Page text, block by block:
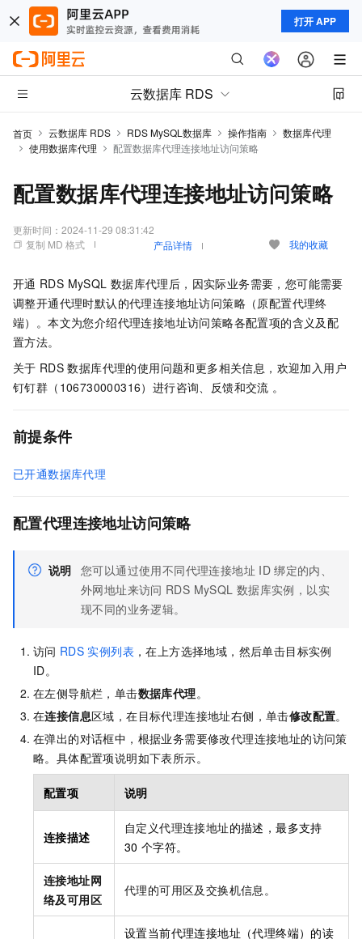
打开 APP
云数据库 RDS
首页 云数据库 RDS RDS MySQL数据库 操作指南
数据库代理
使用数据库代理
配置数据库代理连接地址访问策略
配置数据库代理连接地址访问策略
更新时间： 2024-11-29 08:31:42
复制 MD 格式
产品详情 我的收藏
开通 RDS MySQL 数据库代理后，因实际业务需要，您可能需要
调整开通代理时默认的代理连接地址访问策略（原配置代理终
端）。本文为您介绍代理连接地址访问策略各配置项的含义及配
置方法。
关于 RDS 数据库代理的使用问题和更多相关信息，欢迎加入用户
钉钉群（106730000316）进行咨询、反馈和交流 。
前提条件
已开通数据库代理
配置代理连接地址访问策略
说明 您可以通过使用不同代理连接地址 ID 绑定的内、
外网地址来访问 RDS MySQL 数据库实例，以实
现不同的业务逻辑。
访问 RDS 实例列表 ，在上方选择地域，然后单击目标实例
ID。
在左侧导航栏，单击数据库代理。
在连接信息区域，在目标代理连接地址右侧，单击修改配置。
在弹出的对话框中，根据业务需要修改代理连接地址的访问策
略。具体配置项说明如下表所示。
配置项 说明
连接描述
自定义代理连接地址的描述，最多支持
30 个字符。
连接地址网
络及可用区
代理的可用区及交换机信息。
设置当前代理连接地址（代理终端）的读